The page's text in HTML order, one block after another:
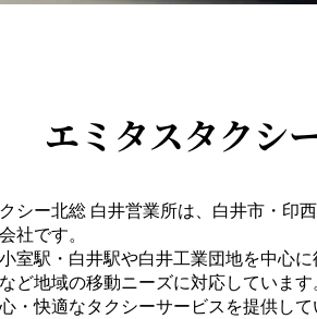
エミタスタクシ
シー北総 白井営業所は、白井市・印
社です。
室駅・白井駅や白井工業団地を中心
ど地域の移動ニーズに対応していま
・快適なタクシーサービスを提供して